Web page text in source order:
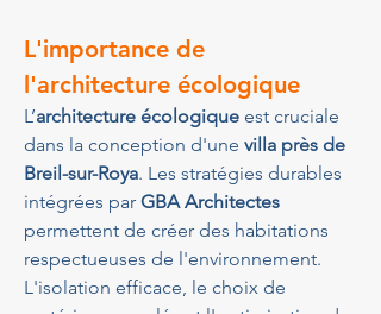
L'importance de
l'architecture écologique
L’architecture écologique est cruciale
dans la conception d'une villa près de
Breil-sur-Roya. Les stratégies durables
intégrées par GBA Architectes
permettent de créer des habitations
respectueuses de l'environnement.
L'isolation efficace, le choix de